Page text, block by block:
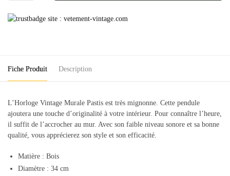
Vintage
Fiche Produit Description
L’Horloge Vintage Murale Pastis est très mignonne. Cette pendule
ajoutera une touche d’originalité à votre intérieur. Pour connaître l’heure,
il suffit de l’accrocher au mur. Avec son faible niveau sonore et sa bonne
qualité, vous apprécierez son style et son efficacité.
Matière : Bois
Diamètre : 34 cm